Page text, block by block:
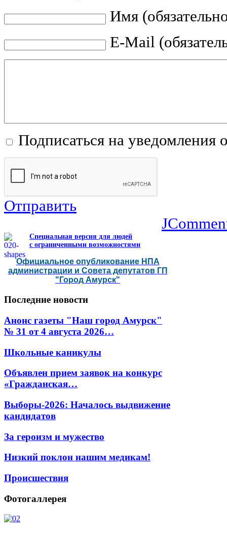
Имя
E-Mail
Подписаться на уведомления
Отправить
Специальная версия для людей
с ограниченными возможностями
Официальное опубликование НПА
администрации и Совета депутатов ГП
"Город Амурск"
Последние новости
Анонс газеты "Наш город Амурск"
№ 31 от 4 августа 2026…
Школьные каникулы
Объявлен прием заявок на конкурс
«Гражданская…
Выборы-2026: Началось выдвижение
кандидатов
За героизм и мужество
Низкий поклон нашим медикам!
Происшествия
Фотогаллерея